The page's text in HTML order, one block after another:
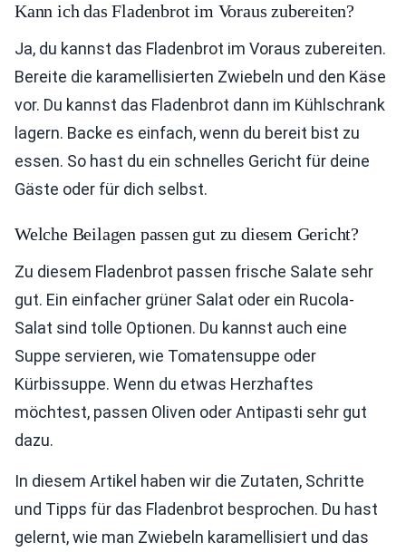
Kann ich das Fladenbrot im Voraus zubereiten?
Ja, du kannst das Fladenbrot im Voraus zubereiten.
Bereite die karamellisierten Zwiebeln und den Käse
vor. Du kannst das Fladenbrot dann im Kühlschrank
lagern. Backe es einfach, wenn du bereit bist zu
essen. So hast du ein schnelles Gericht für deine
Gäste oder für dich selbst.
Welche Beilagen passen gut zu diesem Gericht?
Zu diesem Fladenbrot passen frische Salate sehr
gut. Ein einfacher grüner Salat oder ein Rucola-
Salat sind tolle Optionen. Du kannst auch eine
Suppe servieren, wie Tomatensuppe oder
Kürbissuppe. Wenn du etwas Herzhaftes
möchtest, passen Oliven oder Antipasti sehr gut
dazu.
In diesem Artikel haben wir die Zutaten, Schritte
und Tipps für das Fladenbrot besprochen. Du hast
gelernt, wie man Zwiebeln karamellisiert und das